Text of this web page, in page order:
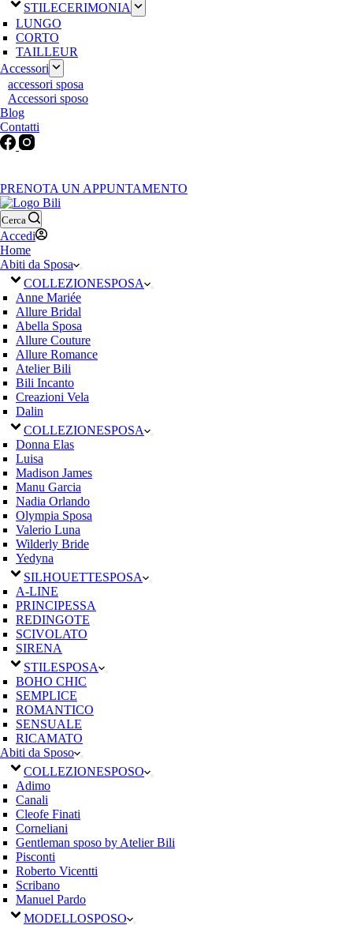
STILECERIMONIA
LUNGO
CORTO
TAILLEUR
Accessori
accessori sposa
Accessori sposo
Blog
Contatti
PRENOTA UN APPUNTAMENTO
Cerca
Accedi
Home
Abiti da Sposa
COLLEZIONESPOSA
Anne Mariée
Allure Bridal
Abella Sposa
Allure Couture
Allure Romance
Atelier Bili
Bili Incanto
Creazioni Vela
Dalin
COLLEZIONESPOSA
Donna Elas
Luisa
Madison James
Manu Garcia
Nadia Orlando
Olympia Sposa
Valerio Luna
Wilderly Bride
Yedyna
SILHOUETTESPOSA
A-LINE
PRINCIPESSA
REDINGOTE
SCIVOLATO
SIRENA
STILESPOSA
BOHO CHIC
SEMPLICE
ROMANTICO
SENSUALE
RICAMATO
Abiti da Sposo
COLLEZIONESPOSO
Adimo
Canali
Cleofe Finati
Corneliani
Gentleman sposo by Atelier Bili
Pisconti
Roberto Vicentti
Scribano
Manuel Pardo
MODELLOSPOSO